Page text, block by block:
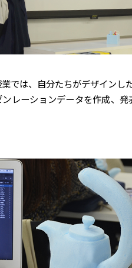
では、自分たちがデザインし
レーションデータを作成、